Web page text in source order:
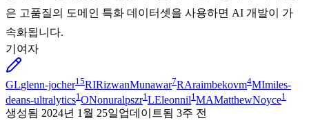
은 고품질의 도메인 특화 데이터셋을 사용하면 AI 개발이 가
속화됩니다.
기여자
GLglenn-jocher15RIRizwanMunawar7RAraimbekovm4MImiles-
deans-ultralytics1ONonuralpszr1LEleonnil1MAMatthewNoyce1
생성됨 2024년 1월 25일업데이트됨 3주 전